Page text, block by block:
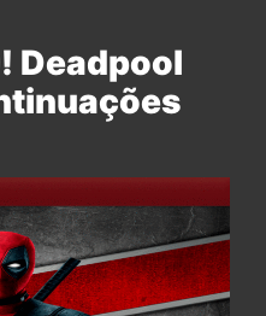
Deadpool